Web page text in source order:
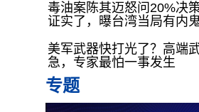
毒油案陈其迈怒问20%决
证实了，曝台湾当局有内
美军武器快打光了？高端
急，专家最怕一事发生
专题